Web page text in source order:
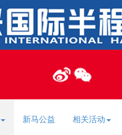
新马公益 相关活动